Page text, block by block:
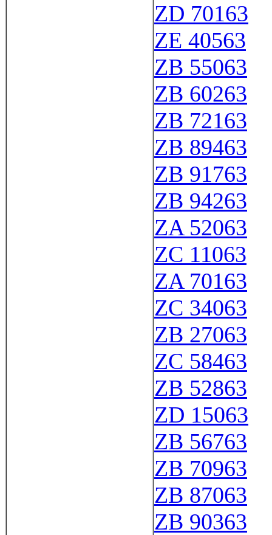
ZD 70163
ZE 40563
ZB 55063
ZB 60263
ZB 72163
ZB 89463
ZB 91763
ZB 94263
ZA 52063
ZC 11063
ZA 70163
ZC 34063
ZB 27063
ZC 58463
ZB 52863
ZD 15063
ZB 56763
ZB 70963
ZB 87063
ZB 90363